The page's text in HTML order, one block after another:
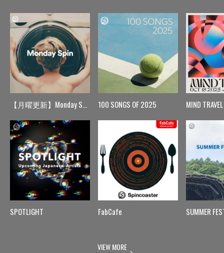
【月曜更新】Monday Spin
SPOTLIGHT
100 SONGS OF 2025
FabCafe
MIND TRAVEL
SUMMER
VIEW MORE